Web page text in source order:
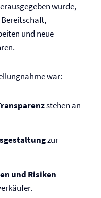
wurde,
und neue
war:
stehen an
zur
und Risiken